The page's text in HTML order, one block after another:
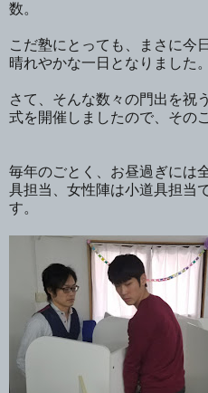
数。
こだ塾にとっても、まさに今
晴れやかな一日となりました。
さて、そんな数々の門出を祝
式を開催しましたので、その
毎年のごとく、お昼過ぎには
具担当、女性陣は小道具担当
す。